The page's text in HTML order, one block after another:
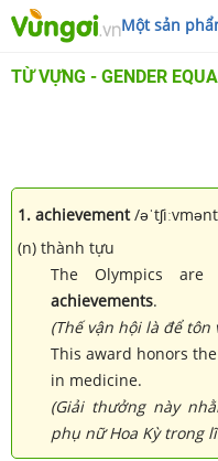
Một sản
TỪ VỰNG - GENDER
1. achievement/
(n) thành tựu
The Olympics are
achievements.
(Thế vận hội là để
This award honors the
in medicine.
(Giải thưởng này
phụ nữ Hoa Kỳ trong